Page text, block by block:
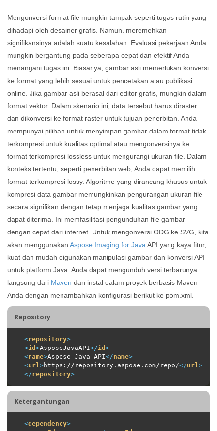
Mengonversi format file mungkin tampak seperti tugas rutin yang
dihadapi oleh desainer grafis. Namun, meremehkan
signifikansinya adalah suatu kesalahan. Evaluasi pekerjaan Anda
mungkin bergantung pada seberapa cepat dan efektif Anda
menangani tugas ini. Biasanya, gambar asli memerlukan konversi
ke format yang lebih sesuai untuk pencetakan atau publikasi
online. Jika gambar asli berasal dari editor grafis, mungkin dalam
format vektor. Dalam skenario ini, data tersebut harus diraster
dan dikonversi ke format raster untuk tujuan penerbitan. Anda
mempunyai pilihan untuk menyimpan gambar dalam format tidak
terkompresi untuk kualitas optimal atau mengonversinya ke
format terkompresi lossless untuk mengurangi ukuran file. Dalam
konteks tertentu, seperti penerbitan web, Anda dapat memilih
format terkompresi lossy. Algoritme yang dirancang khusus untuk
kompresi data gambar memungkinkan pengurangan ukuran file
secara signifikan dengan tetap menjaga kualitas gambar yang
dapat diterima. Ini memfasilitasi pengunduhan file gambar
dengan cepat dari internet. Untuk mengonversi ODG ke SVG, kita
akan menggunakan Aspose.Imaging for Java API yang kaya fitur,
kuat dan mudah digunakan manipulasi gambar dan konversi API
untuk platform Java. Anda dapat mengunduh versi terbarunya
langsung dari Maven dan instal dalam proyek berbasis Maven
Anda dengan menambahkan konfigurasi berikut ke pom.xml.
Repository
<repository>
<id >AsposeJavaAPI</id >
<name>Aspose Java API</name>
<url >https://repository.aspose.com/repo/</url >
</repository>
Ketergantungan
<dependency>